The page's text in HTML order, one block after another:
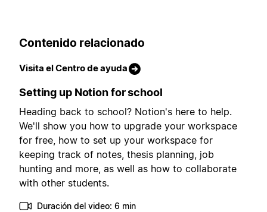
Contenido relacionado
Visita el Centro de ayuda
Setting up Notion for school
Heading back to school? Notion's here to help.
We'll show you how to upgrade your workspace
for free, how to set up your workspace for
keeping track of notes, thesis planning, job
hunting and more, as well as how to collaborate
with other students.
Duración del video: 6 min